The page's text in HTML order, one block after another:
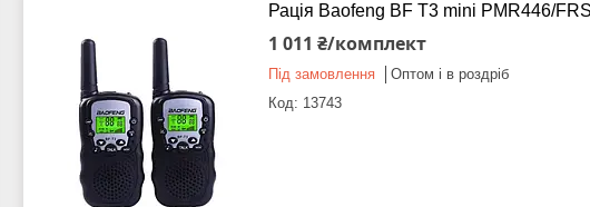
Рація Baofeng BF T3 mini PMR446/
1 011 ₴/комплект
Під замовлення
Оптом і в роздріб
13743